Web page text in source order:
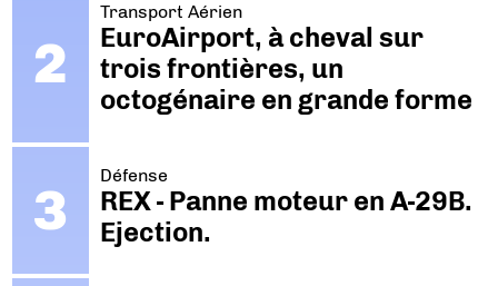
Transport Aérien
EuroAirport, à cheval sur
trois frontières, un
octogénaire en grande forme
Défense
REX - Panne moteur en A-29B.
Ejection.